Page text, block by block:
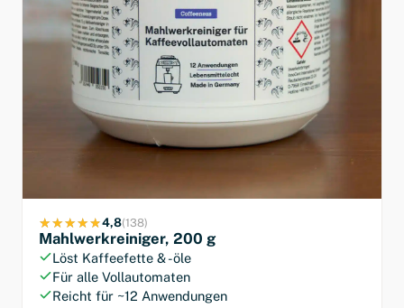
4,8(138)
Mahlwerkreiniger, 200 g
Löst Kaffeefette & -öle
Für alle Vollautomaten
Reicht für ~12 Anwendungen